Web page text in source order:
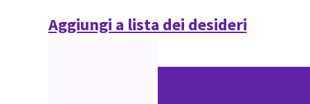
Aggiungi a lista dei desideri